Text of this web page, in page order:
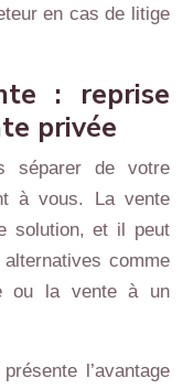
en cas de litige
: reprise
privée
séparer de votre
à vous. La vente
solution, et il peut
alternatives comme
ou la vente à un
l’avantage